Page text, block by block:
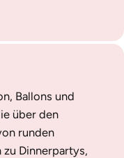
Ballons und
über den
runden
Dinnerpartys,